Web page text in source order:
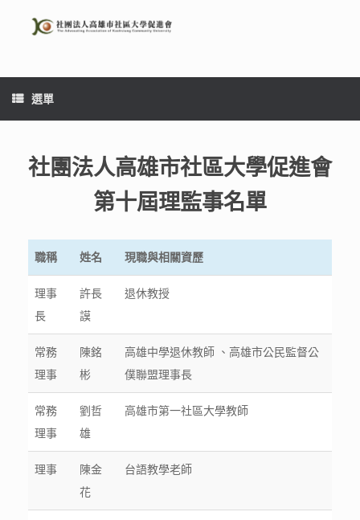
content
選單
社團法人高雄市社區大學促進會
第十屆理監事名單
職稱 姓名 現職與相關資歷
理事
長
許長
謨
退休教授
常務
理事
陳銘
彬
高雄中學退休教師 、高雄市公民監督公
僕聯盟理事長
常務
理事
劉哲
雄
高雄市第一社區大學教師
理事
陳金
花
台語教學老師